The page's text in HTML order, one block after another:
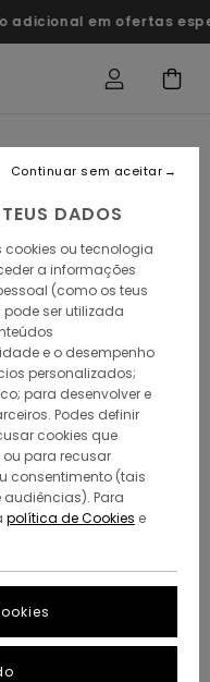
em ofertas especiais
DADOS
cookies ou tecnologia
a informações
(como os teus
ser utilizada
e o desempenho
personalizados;
para desenvolver e
Podes definir
cookies que
ou para recusar
consentimento (tais
Para
política de Cookies e
Continuar sem aceitar